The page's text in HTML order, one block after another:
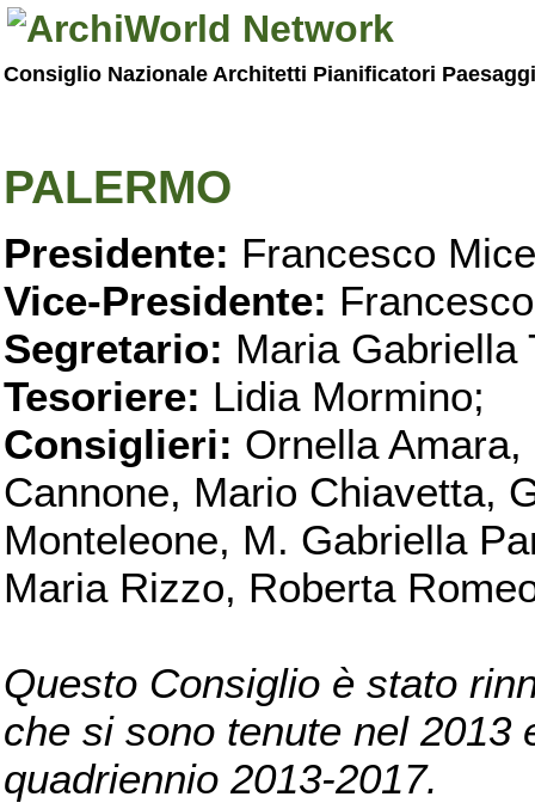
Consiglio Nazionale Architetti Pianificatori
PALERMO
Presidente: Francesco
Vice-Presidente:
Segretario: Maria Gabriella
Tesoriere: Lidia Mormino;
Consiglieri: Ornella
Cannone, Mario Chiavetta,
Monteleone, M. Gabriella
Maria Rizzo, Roberta
Questo Consiglio è stato
che si sono tenute nel 2013
quadriennio 2013-2017.